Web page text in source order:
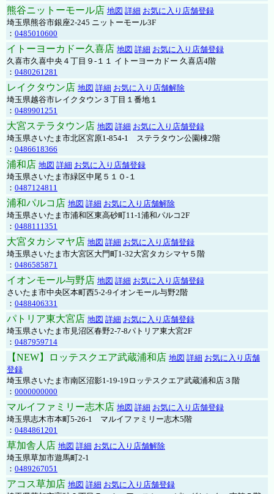
熊谷ニットーモール店 地図 詳細 お気に入り店舗登録
埼玉県熊谷市銀座2-245 ニットーモール3F
： 0485010600
イトーヨーカドー久喜店 地図 詳細 お気に入り店舗登録
久喜市久喜中央４丁目９-１１ イトーヨーカドー 久喜店4階
： 0480261281
レイクタウン店 地図 詳細 お気に入り店舗解除
埼玉県越谷市レイクタウン３丁目１番地１
： 0489901251
大宮ステラタウン店 地図 詳細 お気に入り店舗登録
埼玉県さいたま市北区宮原1-854-1 ステラタウン公園棟2階
： 0486618366
浦和店 地図 詳細 お気に入り店舗登録
埼玉県さいたま市緑区中尾５１０-１
： 0487124811
浦和パルコ店 地図 詳細 お気に入り店舗解除
埼玉県さいたま市浦和区東高砂町11-1浦和パルコ2F
： 0488111351
大宮タカシマヤ店 地図 詳細 お気に入り店舗登録
埼玉県さいたま市大宮区大門町1-32大宮タカシマヤ５階
： 0486585871
イオンモール与野店 地図 詳細 お気に入り店舗登録
さいたま市中央区本町西5-2-9イオンモール与野2階
： 0488406331
パトリア東大宮店 地図 詳細 お気に入り店舗登録
埼玉県さいたま市見沼区春野2-7-8パトリア東大宮2F
： 0487959714
【NEW】ロッテスクエア武蔵浦和店 地図 詳細 お気に入り店舗
登録
埼玉県さいたま市南区沼影1-19-19ロッテスクエア武蔵浦和店３階
： 0000000000
マルイファミリー志木店 地図 詳細 お気に入り店舗登録
埼玉県志木市本町5-26-1 マルイファミリー志木5階
： 0484861201
草加舎人店 地図 詳細 お気に入り店舗解除
埼玉県草加市遊馬町2-1
： 0489267051
アコス草加店 地図 詳細 お気に入り店舗登録